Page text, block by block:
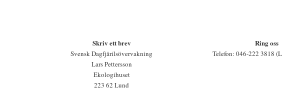
Skriv ett brev
Svensk Dagfjärilsövervakning
Lars Pettersson
Ekologihuset
223 62 Lund
Ring oss
Telefon: 046-222 3818